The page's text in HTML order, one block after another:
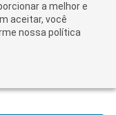
a melhor e
aceitar, você
nossa política